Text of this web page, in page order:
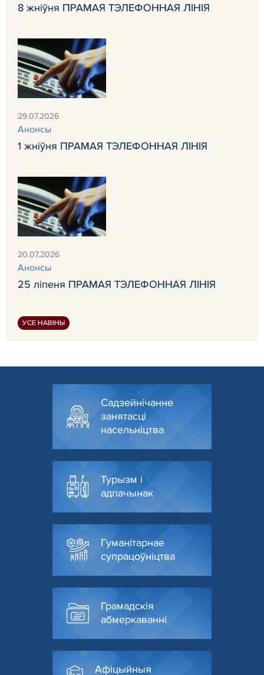
8 жніўня ПРАМАЯ ТЭЛЕФОННАЯ ЛІНІЯ
29.07.2026
Анонсы
1 жніўня ПРАМАЯ ТЭЛЕФОННАЯ ЛІНІЯ
20.07.2026
Анонсы
25 ліпеня ПРАМАЯ ТЭЛЕФОННАЯ ЛІНІЯ
УСЕ НАВІНЫ
Садзейнічанне
занятасці
насельніцтва
Турызм і
адпачынак
Гуманітарнае
супрацоўніцтва
Грамадскія
абмеркаванні
Афіцыйныя